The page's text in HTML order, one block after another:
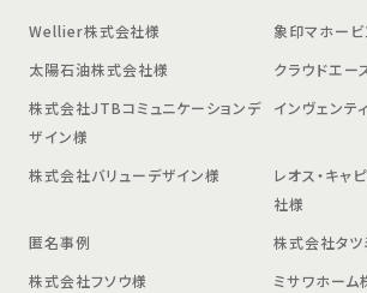
Wellier株式会社様
象印マホー
太陽石油株式会社様
クラウドエー
株式会社JTBコミュニケーションデ
ザイン様
インヴェンテ
株式会社バリューデザイン様
レオス・キャ
社様
匿名事例
株式会社タツ
株式会社フソウ様
ミサワホー